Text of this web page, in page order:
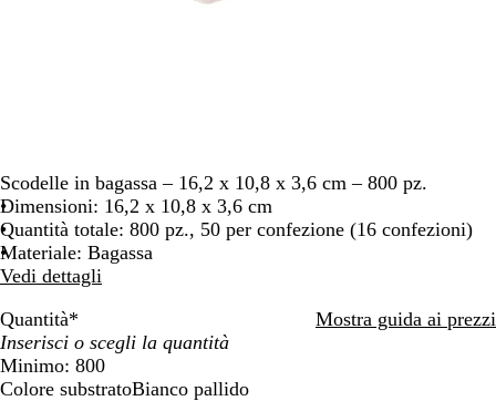
Scodelle in bagassa – 16,2 x 10,8 x 3,6 cm – 800 pz.
Dimensioni: 16,2 x 10,8 x 3,6 cm
Quantità totale: 800 pz., 50 per confezione (16 confezioni)
Materiale: Bagassa
Vedi dettagli
Quantità* Mostra guida ai prezzi
Minimo: 800
Colore substratoBianco pallido